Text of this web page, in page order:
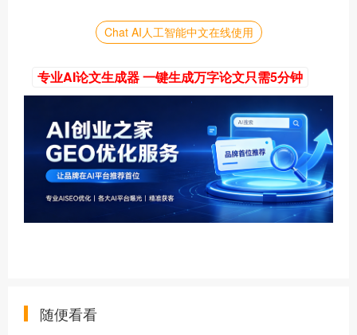
Chat AI人工智能中文在线使用
专业AI论文生成器 一键生成万字论文只需5分钟
随便看看